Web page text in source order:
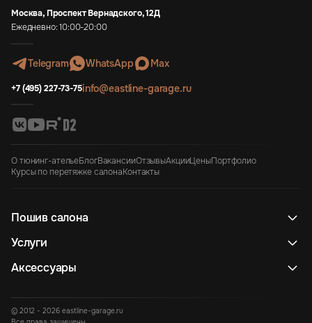
Москва, Проспект Вернадского, 12Д
Ежедневно: 10:00-20:00
Telegram WhatsApp Max
+7 (495) 227-73-75info@eastline-garage.ru
О тюнинг-ательеБлогВакансииОтзывыАкцииЦеныПортфолио
Курсы по перетяжке салонаКонтакты
Пошив салона
Услуги
Аксессуары
© 2012 - 2026 eastline-garage.ru